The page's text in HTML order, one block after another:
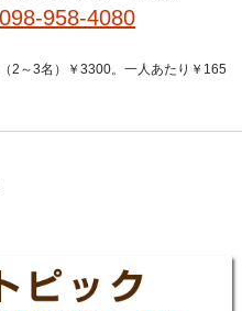
098-958-4080
2～3名）￥3300。一人あたり￥165